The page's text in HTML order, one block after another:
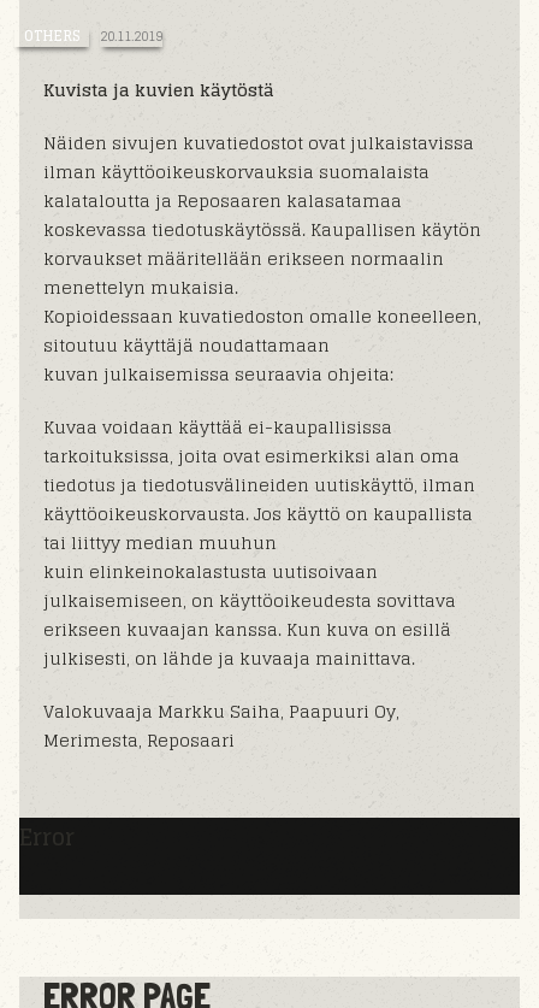
OTHERS 20.11.2019
Kuvista ja kuvien käytöstä
Näiden sivujen kuvatiedostot ovat julkaistavissa
ilman käyttöoikeuskorvauksia suomalaista
kalataloutta ja Reposaaren kalasatamaa
koskevassa tiedotuskäytössä. Kaupallisen käytön
korvaukset määritellään erikseen normaalin
menettelyn mukaisia.
Kopioidessaan kuvatiedoston omalle koneelleen,
sitoutuu käyttäjä noudattamaan
kuvan julkaisemissa seuraavia ohjeita:
Kuvaa voidaan käyttää ei-kaupallisissa
tarkoituksissa, joita ovat esimerkiksi alan oma
tiedotus ja tiedotusvälineiden uutiskäyttö, ilman
käyttöoikeuskorvausta. Jos käyttö on kaupallista
tai liittyy median muuhun
kuin elinkeinokalastusta uutisoivaan
julkaisemiseen, on käyttöoikeudesta sovittava
erikseen kuvaajan kanssa. Kun kuva on esillä
julkisesti, on lähde ja kuvaaja mainittava.
Valokuvaaja Markku Saiha, Paapuuri Oy,
Merimesta, Reposaari
Error
ERROR PAGE